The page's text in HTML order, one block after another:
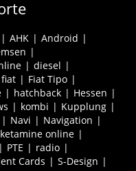
AHK
Android
diesel
fiat
Fiat Tipo
hatchback
Hessen
kombi
Kupplung
Navi
Navigation
online
PTE
radio
Cards
S-Design